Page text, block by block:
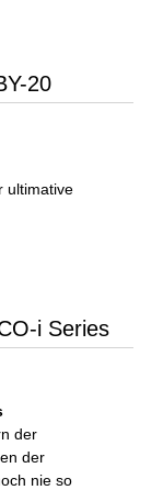
20
ultimative
i Series
der
der
nie so